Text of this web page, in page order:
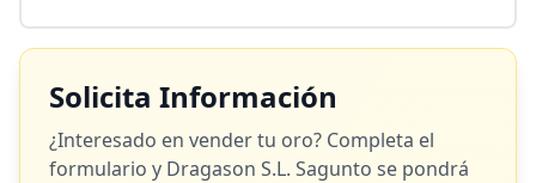
Solicita Información
¿Interesado en vender tu oro? Completa el
formulario y Dragason S.L. Sagunto se pondrá